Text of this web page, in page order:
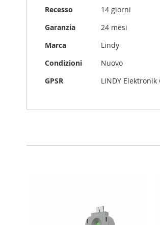
Recesso
14 giorni
Garanzia
24 mesi
Marca
Lindy
Condizioni
Nuovo
GPSR
LINDY